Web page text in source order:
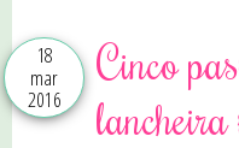
18
mar
2016
Cinco